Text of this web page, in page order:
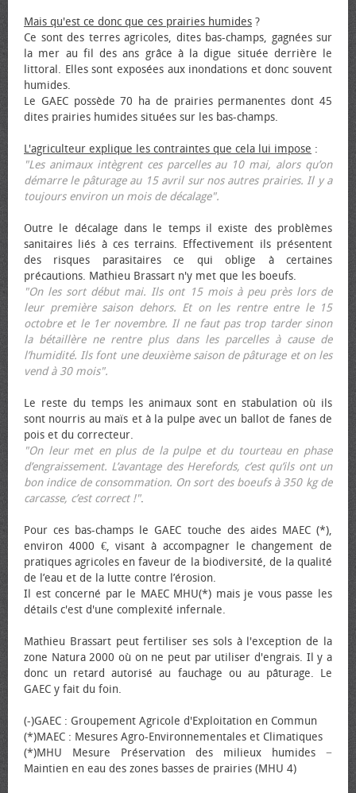
Mais qu'est ce donc que ces prairies humides ?
Ce sont des terres agricoles, dites bas-champs, gagnées sur
la mer au fil des ans grâce à la digue située derrière le
littoral. Elles sont exposées aux inondations et donc souvent
humides.
Le GAEC possède 70 ha de prairies permanentes dont 45
dites prairies humides situées sur les bas-champs.
L'agriculteur explique les contraintes que cela lui impose :
"Les animaux intègrent ces parcelles au 10 mai, alors qu’on
démarre le pâturage au 15 avril sur nos autres prairies. Il y a
toujours environ un mois de décalage".
Outre le décalage dans le temps il existe des problèmes
sanitaires liés à ces terrains. Effectivement ils présentent
des risques parasitaires ce qui oblige à certaines
précautions. Mathieu Brassart n'y met que les bœufs.
"On les sort début mai. Ils ont 15 mois à peu près lors de
leur première saison dehors. Et on les rentre entre le 15
octobre et le 1er novembre. Il ne faut pas trop tarder sinon
la bétaillère ne rentre plus dans les parcelles à cause de
l’humidité. Ils font une deuxième saison de pâturage et on les
vend à 30 mois".
Le reste du temps les animaux sont en stabulation où ils
sont nourris au maïs et à la pulpe avec un ballot de fanes de
pois et du correcteur.
"On leur met en plus de la pulpe et du tourteau en phase
d’engraissement. L’avantage des Herefords, c’est qu’ils ont un
bon indice de consommation. On sort des bœufs à 350 kg de
carcasse, c’est correct !".
Pour ces bas-champs le GAEC touche des aides MAEC (*),
environ 4000 €, visant à accompagner le changement de
pratiques agricoles en faveur de la biodiversité, de la qualité
de l’eau et de la lutte contre l’érosion.
Il est concerné par le MAEC MHU(*) mais je vous passe les
détails c'est d'une complexité infernale.
Mathieu Brassart peut fertiliser ses sols à l'exception de la
zone Natura 2000 où on ne peut par utiliser d'engrais. Il y a
donc un retard autorisé au fauchage ou au pâturage. Le
GAEC y fait du foin.
(-)GAEC : Groupement Agricole d'Exploitation en Commun
(*)MAEC : Mesures Agro-Environnementales et Climatiques
(*)MHU Mesure Préservation des milieux humides −
Maintien en eau des zones basses de prairies (MHU 4)